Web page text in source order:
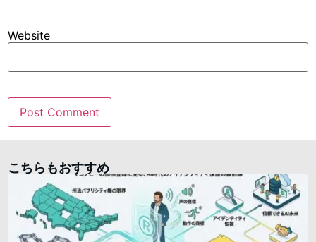
Website
こちらもおすすめ